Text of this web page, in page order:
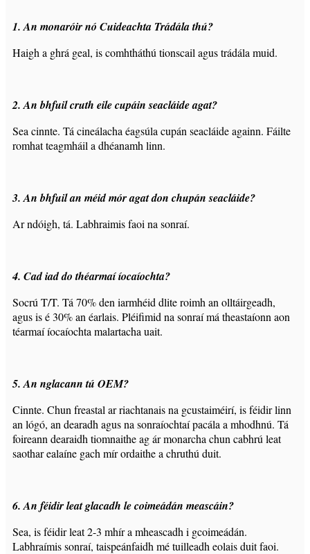
1. An monaróir nó Cuideachta Trádála thú?
Haigh a ghrá geal, is comhtháthú tionscail agus trádála muid.
2. An bhfuil cruth eile cupáin seacláide agat?
Sea cinnte. Tá cineálacha éagsúla cupán seacláide againn. Fáilte
romhat teagmháil a dhéanamh linn.
3. An bhfuil an méid mór agat don chupán seacláide?
Ar ndóigh, tá. Labhraimis faoi na sonraí.
4. Cad iad do théarmaí íocaíochta?
Socrú T/T. Tá 70% den iarmhéid dlite roimh an olltáirgeadh,
agus is é 30% an éarlais. Pléifimid na sonraí má theastaíonn aon
téarmaí íocaíochta malartacha uait.
5. An nglacann tú OEM?
Cinnte. Chun freastal ar riachtanais na gcustaiméirí, is féidir linn
an lógó, an dearadh agus na sonraíochtaí pacála a mhodhnú. Tá
foireann dearaidh tiomnaithe ag ár monarcha chun cabhrú leat
saothar ealaíne gach mír ordaithe a chruthú duit.
6. An féidir leat glacadh le coimeádán meascáin?
Sea, is féidir leat 2-3 mhír a mheascadh i gcoimeádán.
Labhraímis sonraí, taispeánfaidh mé tuilleadh eolais duit faoi.